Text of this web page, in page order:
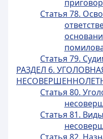
Статья 78.
Статья 79.
РАЗДЕЛ 6.
Статья 80.
Статья 81.